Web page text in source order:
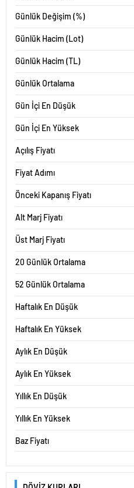
Günlük Değişim (%)
Günlük Hacim (Lot)
Günlük Hacim (TL)
Günlük Ortalama
Gün İçi En Düşük
Gün İçi En Yüksek
Açılış Fiyatı
Fiyat Adımı
Önceki Kapanış Fiyatı
Alt Marj Fiyatı
Üst Marj Fiyatı
20 Günlük Ortalama
52 Günlük Ortalama
Haftalık En Düşük
Haftalık En Yüksek
Aylık En Düşük
Aylık En Yüksek
Yıllık En Düşük
Yıllık En Yüksek
Baz Fiyatı